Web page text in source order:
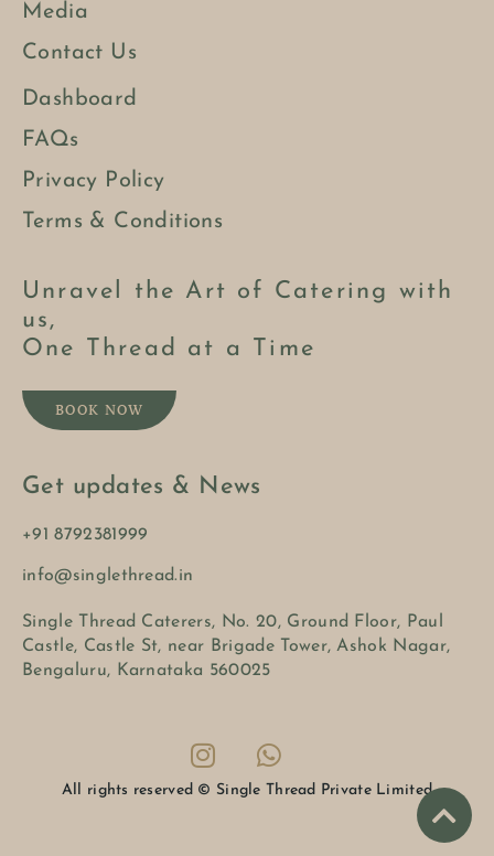
Media
Contact Us
Dashboard
FAQs
Privacy Policy
Terms & Conditions
Unravel the Art of Catering with
us,
One Thread at a Time
BOOK NOW
Get updates & News
+91 8792381999
info@singlethread.in
Single Thread Caterers, No. 20, Ground Floor, Paul
Castle, Castle St, near Brigade Tower, Ashok Nagar,
Bengaluru, Karnataka 560025
All rights reserved © Single Thread Private Limited